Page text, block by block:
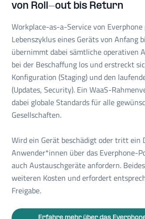
von Roll-out bis Return
Workplace-as-a-Service von
Lebenszyklus eines Geräts von Anfang
übernimmt dabei sämtliche operativen
bei der Beschaffung los und erstreckt
Konfiguration (Staging) und den
(Updates, Security). Ein WaaS-
dabei globale Standards für alle
Gesellschaften.
Wird ein Gerät beschädigt oder tritt ein
Anwender*innen über das Everphone-
auch Austauschgeräte anfordern.
weiteren Kosten und erfordert
Freigabe.